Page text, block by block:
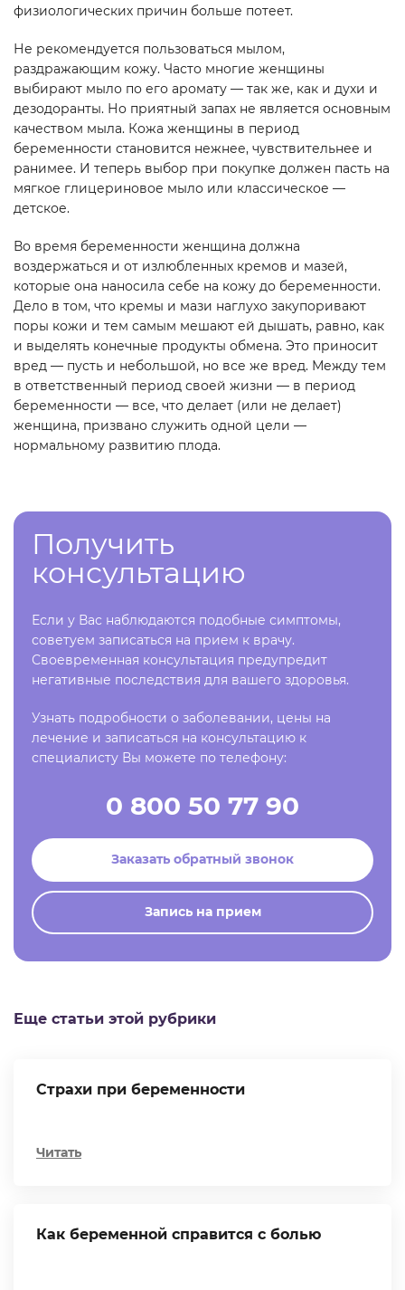
физиологических причин больше потеет.
Не рекомендуется пользоваться мылом,
раздражающим кожу. Часто многие женщины
выбирают мыло по его аромату — так же, как и духи и
дезодоранты. Но приятный запах не является основным
качеством мыла. Кожа женщины в период
беременности становится нежнее, чувствительнее и
ранимее. И теперь выбор при покупке должен пасть на
мягкое глицериновое мыло или классическое —
детское.
Во время беременности женщина должна
воздержаться и от излюбленных кремов и мазей,
которые она наносила себе на кожу до беременности.
Дело в том, что кремы и мази наглухо закупоривают
поры кожи и тем самым мешают ей дышать, равно, как
и выделять конечные продукты обмена. Это приносит
вред — пусть и небольшой, но все же вред. Между тем
в ответственный период своей жизни — в период
беременности — все, что делает (или не делает)
женщина, призвано служить одной цели —
нормальному развитию плода.
Получить
консультацию
Если у Вас наблюдаются подобные симптомы,
советуем записаться на прием к врачу.
Своевременная консультация предупредит
негативные последствия для вашего здоровья.
Узнать подробности о заболевании, цены на
лечение и записаться на консультацию к
специалисту Вы можете по телефону:
0 800 50 77 90
Заказать обратный звонок
Запись на прием
Еще статьи этой рубрики
Страхи при беременности
Читать
Как беременной справится с болью